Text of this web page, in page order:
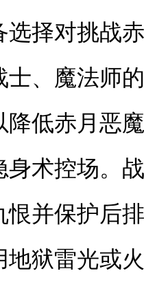
选择对挑战
士、魔法师
降低赤月恶
身术控场。
恨并保护后
地狱雷光或